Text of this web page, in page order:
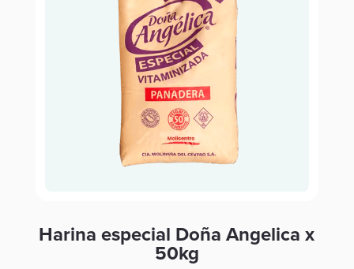
Harina especial Doña Angelica x
50kg